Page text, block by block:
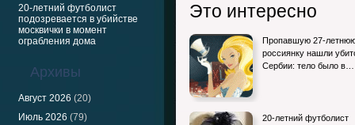
20-летний футболист
подозревается в убийстве
москвички в момент
ограбления дома
Архивы
Август 2026 (20)
Июль 2026 (79)
Это интересно
Пропавшую 27-
россиянку нашли
Сербии: тело было в…
20-летний футболист